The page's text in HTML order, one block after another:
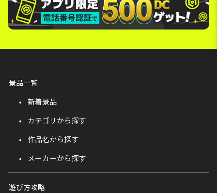
景品一覧
新着景品
カテゴリから探す
作品名から探す
メーカーから探す
遊び方攻略